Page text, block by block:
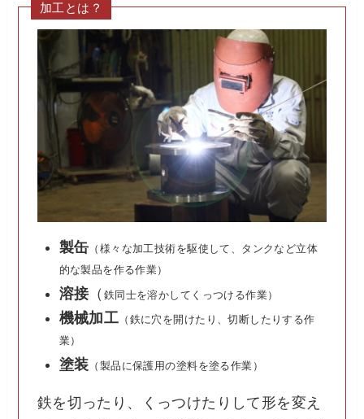
加工とは？
製缶 （様々な加工技術を駆使して、タンクなど立体
的な製品を作る作業）
溶接 （ 鉄同士を溶かしてくっつける作業）
機械加工 （鉄に穴を開けたり、切断したりする作
業）
塗装 （製品に保護用の塗料を塗る作業）
鉄を切ったり、くっつけたりして形を変え